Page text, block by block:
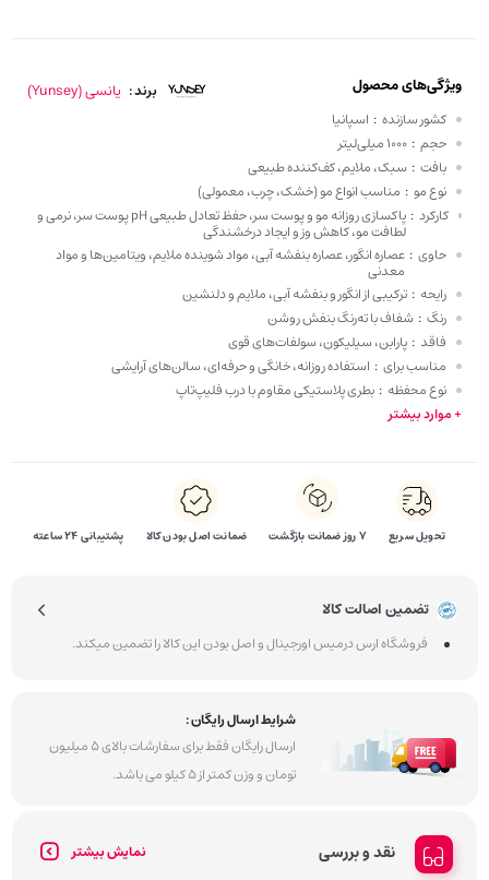
برند : یانسی (Yunsey) ویژگی‌های محصول
کشور سازنده : اسپانیا
حجم : 1000 میلی‌لیتر
بافت : سبک، ملایم، کف‌کننده طبیعی
نوع مو : مناسب انواع مو (خشک، چرب، معمولی)
کارکرد : پاکسازی روزانه مو و پوست سر، حفظ تعادل طبیعی pH پوست سر، نرمی و
لطافت مو، کاهش وز و ایجاد درخشندگی
حاوی : عصاره انگور، عصاره بنفشه آبی، مواد شوینده ملایم، ویتامین‌ها و مواد
معدنی
رایحه : ترکیبی از انگور و بنفشه آبی، ملایم و دلنشین
رنگ : شفاف با ته‌رنگ بنفش روشن
فاقد : پارابن، سیلیکون، سولفات‌های قوی
مناسب برای : استفاده روزانه، خانگی و حرفه‌ای، سالن‌های آرایشی
نوع محفظه : بطری پلاستیکی مقاوم با درب فلیپ‌تاپ
+ موارد بیشتر
تحویل سریع ۷ روز ضمانت بازگشت ضمانت اصل بودن کالا پشتیبانی 24 ساعته
تضمین اصالت کالا
فروشگاه ارس درمیس اورجینال و اصل بودن این کالا را تضمین میکند.
شرایط ارسال رایگان :
ارسال رایگان فقط برای سفارشات بالای 5 میلیون
تومان و وزن کمتر از 5 کیلو می باشد.
نقد و بررسی نمایش بیشتر